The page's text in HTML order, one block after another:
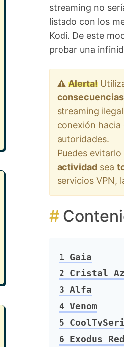
streaming no
listado con los
Kodi. De este
probar una
Alerta!
streaming
conexión hacia
autoridades.
Puedes
actividadsea
servicios VPN,
1 Gaia
2 Cristal
3 Alfa
4 Venom
5
6 Exodus